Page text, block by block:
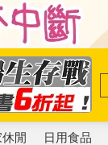
休閒 日用食品